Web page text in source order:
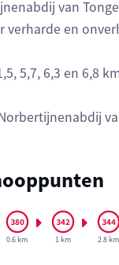
van
verharde en
5,7, 6,3 en 6,8
0.6 km 1 km 2.8 km